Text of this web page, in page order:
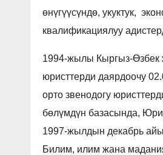
өнүгүүсүндө, укуктук,
квалификациялуу
1994-жылы Кыргыз-Өзбек
юристтерди даярдоочу
орто звенодогу
бөлүмдүн базасында,
1997-жылдын декабрь
Билим, илим жана